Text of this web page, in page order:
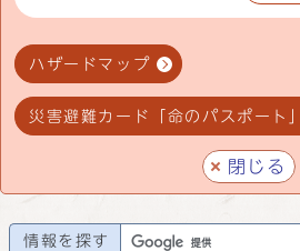
ハザードマップ
災害避難カード「命のパスポート」
閉じる
情報を探す